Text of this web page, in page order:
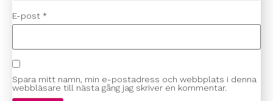
E-post *
Spara mitt namn, min e-postadress och webbplats i denna
webbläsare till nästa gång jag skriver en kommentar.